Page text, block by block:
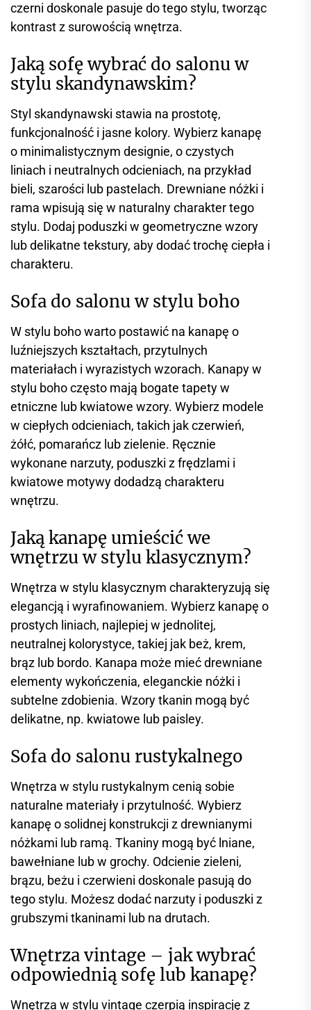
czerni doskonale pasuje do tego stylu, tworząc
kontrast z surowością wnętrza.
Jaką sofę wybrać do salonu w
stylu skandynawskim?
Styl skandynawski stawia na prostotę,
funkcjonalność i jasne kolory. Wybierz kanapę
o minimalistycznym designie, o czystych
liniach i neutralnych odcieniach, na przykład
bieli, szarości lub pastelach. Drewniane nóżki i
rama wpisują się w naturalny charakter tego
stylu. Dodaj poduszki w geometryczne wzory
lub delikatne tekstury, aby dodać trochę ciepła i
charakteru.
Sofa do salonu w stylu boho
W stylu boho warto postawić na kanapę o
luźniejszych kształtach, przytulnych
materiałach i wyrazistych wzorach. Kanapy w
stylu boho często mają bogate tapety w
etniczne lub kwiatowe wzory. Wybierz modele
w ciepłych odcieniach, takich jak czerwień,
żółć, pomarańcz lub zielenie. Ręcznie
wykonane narzuty, poduszki z frędzlami i
kwiatowe motywy dodadzą charakteru
wnętrzu.
Jaką kanapę umieścić we
wnętrzu w stylu klasycznym?
Wnętrza w stylu klasycznym charakteryzują się
elegancją i wyrafinowaniem. Wybierz kanapę o
prostych liniach, najlepiej w jednolitej,
neutralnej kolorystyce, takiej jak beż, krem,
brąz lub bordo. Kanapa może mieć drewniane
elementy wykończenia, eleganckie nóżki i
subtelne zdobienia. Wzory tkanin mogą być
delikatne, np. kwiatowe lub paisley.
Sofa do salonu rustykalnego
Wnętrza w stylu rustykalnym cenią sobie
naturalne materiały i przytulność. Wybierz
kanapę o solidnej konstrukcji z drewnianymi
nóżkami lub ramą. Tkaniny mogą być lniane,
bawełniane lub w grochy. Odcienie zieleni,
brązu, beżu i czerwieni doskonale pasują do
tego stylu. Możesz dodać narzuty i poduszki z
grubszymi tkaninami lub na drutach.
Wnętrza vintage – jak wybrać
odpowiednią sofę lub kanapę?
Wnętrza w stylu vintage czerpią inspirację z